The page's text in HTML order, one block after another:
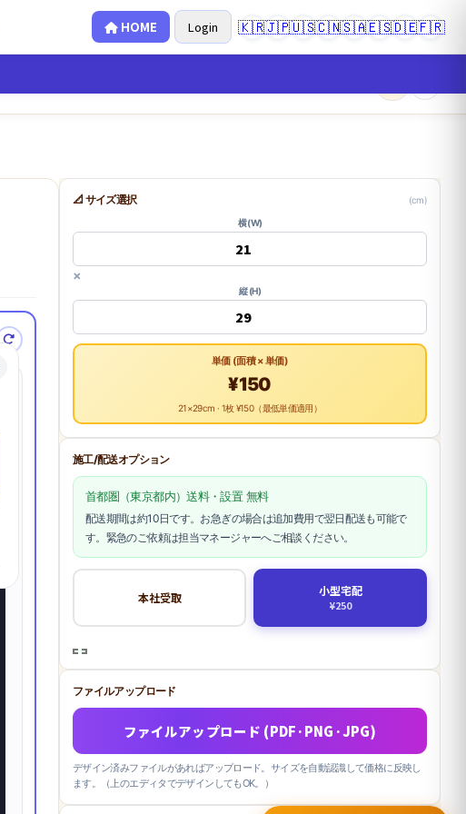
HOME Login 🇰🇷🇯🇵🇺🇸🇨🇳🇸🇦🇪🇸🇩🇪🇫🇷
📐 サイズ選択 (cm)
横 (W)
×
縦 (H)
単価 (面積 × 単価)
¥150
21×29cm · 1枚 ¥150（最低単価適用）
施工/配送オプション
首都圏（東京都内）送料・設置 無料
配送期間は約10日です。お急ぎの場合は追加費用で翌日配送も可能で
す。緊急のご依頼は担当マネージャーへご相談ください。
本社受取 小型宅配
¥250
ファイルアップロード
ファイルアップロード (PDF·PNG·JPG)
デザイン済みファイルがあればアップロード。サイズを自動認識して価格に反映し
ます。（上のエディタでデザインしてもOK。）